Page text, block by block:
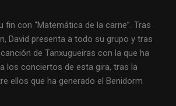
fin con “Matemática de la carne”. Tras
David presenta a todo su grupo y tras
de Tanxugueiras con la que ha
los conciertos de esta gira, tras la
ellos que ha generado el Benidorm